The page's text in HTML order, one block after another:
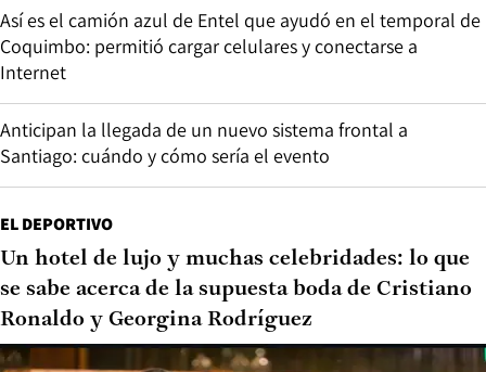
Así es el camión azul de Entel que ayudó en el temporal de
Coquimbo: permitió cargar celulares y conectarse a
Internet
Anticipan la llegada de un nuevo sistema frontal a
Santiago: cuándo y cómo sería el evento
EL DEPORTIVO
Un hotel de lujo y muchas celebridades: lo que
se sabe acerca de la supuesta boda de Cristiano
Ronaldo y Georgina Rodríguez